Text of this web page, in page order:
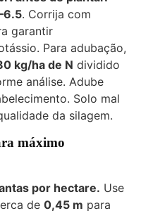
. Corrija com
garantir
Para adubação,
kg/ha de N dividido
análise. Adube
Solo mal
da silagem.
máximo
por hectare. Use
de 0,45 m para